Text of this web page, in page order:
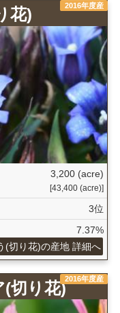
2016年度産
花)
3,200 (acre)
[43,400 (acre)]
3位
7.37%
(切り花)の産地 詳細へ
2016年度産
切り花)